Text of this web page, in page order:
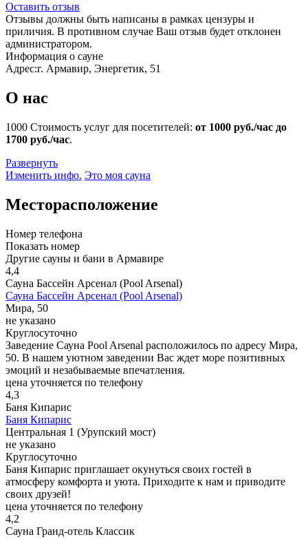
Оставить отзыв
Отзывы должны быть написаны в рамках цензуры и
приличия. В противном случае Ваш отзыв будет отклонен
администратором.
Информация о сауне
Адрес:г. Армавир, Энергетик, 51
О нас
1000 Стоимость услуг для посетителей: от 1000 руб./час до
1700 руб./час.
Развернуть
Изменить инфо. Это моя сауна
Месторасположение
Номер телефона
Показать номер
Другие сауны и бани в Армавире
4,4
Сауна Бассейн Арсенал (Pool Arsenal)
Сауна Бассейн Арсенал (Pool Arsenal)
Мира, 50
не указано
Круглосуточно
Заведение Сауна Pool Arsenal расположилось по адресу Мира,
50. В нашем уютном заведении Вас ждет море позитивных
эмоций и незабываемые впечатления.
цена уточняется по телефону
4,3
Баня Кипарис
Баня Кипарис
Центральная 1 (Урупский мост)
не указано
Круглосуточно
Баня Кипарис приглашает окунуться своих гостей в
атмосферу комфорта и уюта. Приходите к нам и приводите
своих друзей!
цена уточняется по телефону
4,2
Сауна Гранд-отель Классик